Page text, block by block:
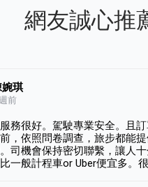
網友誠心推
婉琪
前
務很好。駕駛專業安全。且
，依照問卷調查，旅步都能
司機會保持密切聯繫，讓人
一般計程車or Uber便宜多。